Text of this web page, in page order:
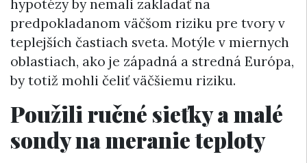
hypotézy by nemali zakladať na
predpokladanom väčšom riziku pre tvory v
teplejších častiach sveta. Motýle v miernych
oblastiach, ako je západná a stredná Európa,
by totiž mohli čeliť väčšiemu riziku.
Použili ručné sieťky a malé
sondy na meranie teploty